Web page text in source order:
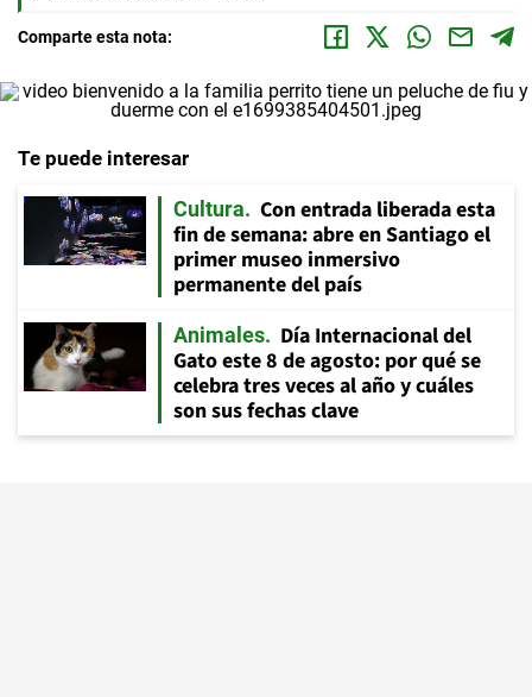
Comparte esta nota:
Te puede interesar
Cultura
Con entrada liberada esta
fin de semana: abre en Santiago el
primer museo inmersivo
permanente del país
Animales
Día Internacional del
Gato este 8 de agosto: por qué se
celebra tres veces al año y cuáles
son sus fechas clave